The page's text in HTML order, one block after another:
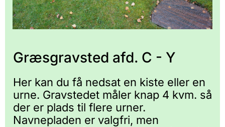
Græsgravsted afd. C - Y
Her kan du få nedsat en kiste eller en
urne. Gravstedet måler knap 4 kvm. så
der er plads til flere urner.
Navnepladen er valgfri, men